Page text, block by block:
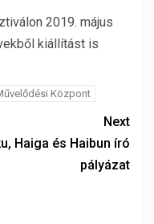
2019. május
kiállítást is
Központ
Next
Haiga és Haibun író
pályázat